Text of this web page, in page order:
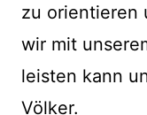
zu orientieren
wir mit
leisten kann
Völker.